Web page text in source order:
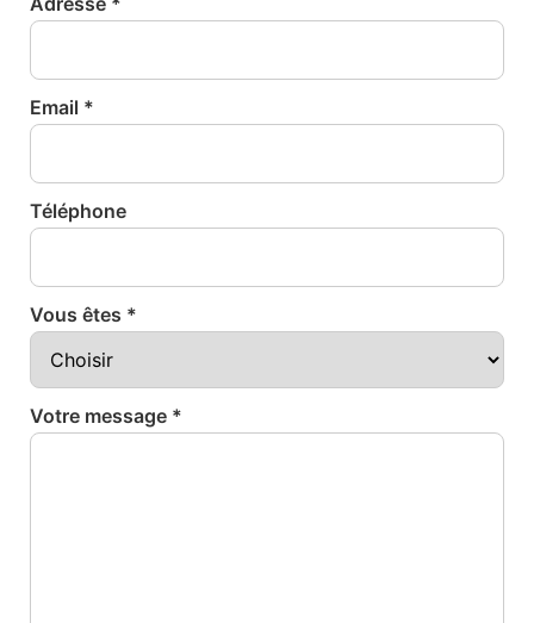
Email *
Téléphone
Vous êtes *
Votre message *